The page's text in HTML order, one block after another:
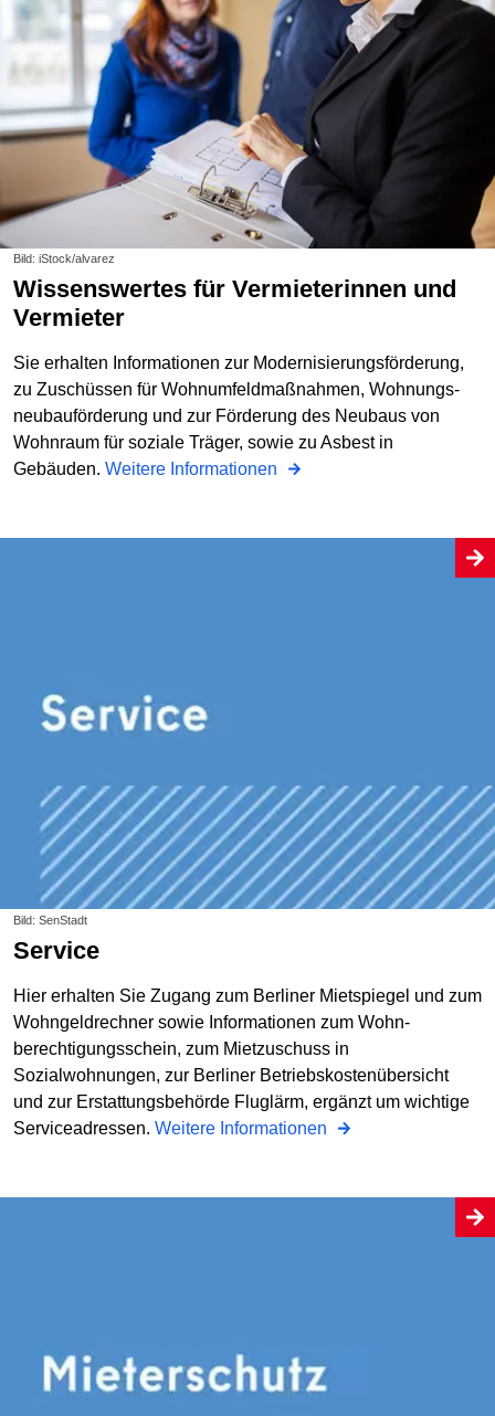
Bild: iStock/alvarez
Wissenswertes für Vermieterinnen und
Vermieter
Sie erhalten Informationen zur Modernisierungsförderung,
zu Zuschüssen für Wohnumfeldmaßnahmen, Wohnungs­
neubauförderung und zur Förderung des Neubaus von
Wohnraum für soziale Träger, sowie zu Asbest in
Gebäuden. Weitere Informationen
Bild: SenStadt
Service
Hier erhalten Sie Zugang zum Berliner Mietspiegel und zum
Wohngeldrechner sowie Informationen zum Wohn­
berechtigungsschein, zum Mietzuschuss in
Sozialwohnungen, zur Berliner Betriebs­kostenübersicht
und zur Erstattungs­behörde Fluglärm, ergänzt um wichtige
Serviceadressen. Weitere Informationen